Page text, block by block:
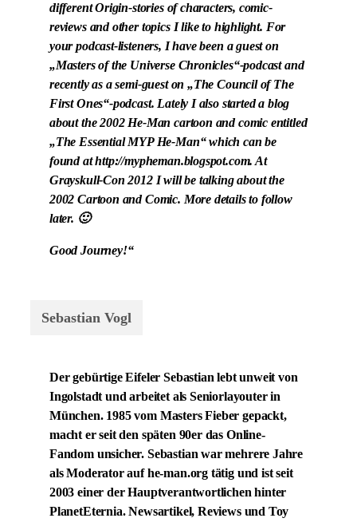
different Origin-stories of characters, comic-
reviews and other topics I like to highlight. For
your podcast-listeners, I have been a guest on
„Masters of the Universe Chronicles“-podcast and
recently as a semi-guest on „The Council of The
First Ones“-podcast. Lately I also started a blog
about the 2002 He-Man cartoon and comic entitled
„The Essential MYP He-Man“ which can be
found at http://mypheman.blogspot.com. At
Grayskull-Con 2012 I will be talking about the
2002 Cartoon and Comic. More details to follow
later. 🙂
Good Journey!“
Sebastian Vogl
Der gebürtige Eifeler Sebastian lebt unweit von
Ingolstadt und arbeitet als Seniorlayouter in
München. 1985 vom Masters Fieber gepackt,
macht er seit den späten 90er das Online-
Fandom unsicher. Sebastian war mehrere Jahre
als Moderator auf he-man.org tätig und ist seit
2003 einer der Hauptverantwortlichen hinter
PlanetEternia. Newsartikel, Reviews und Toy